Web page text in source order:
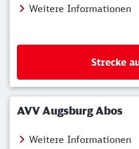
Weitere Informationen
Strecke
AVV Augsburg Abos
Weitere Informationen